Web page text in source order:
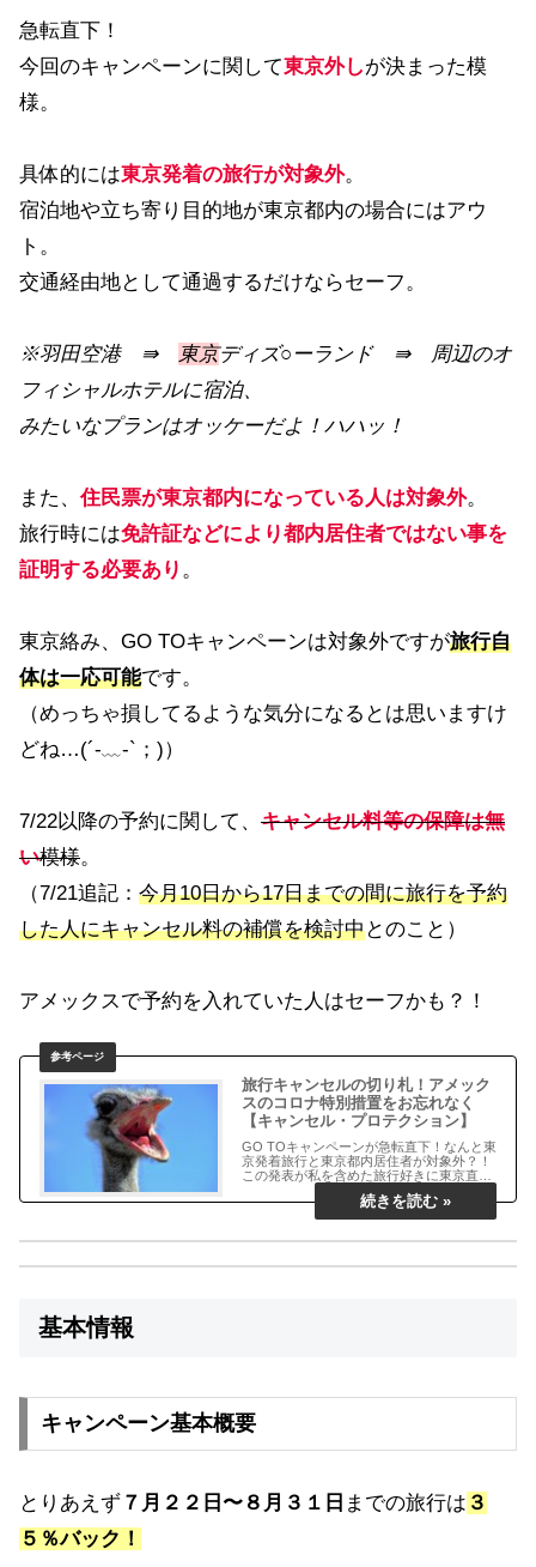
急転直下！
今回のキャンペーンに関して東京外しが決まった模
様。
具体的には東京発着の旅行が対象外。
宿泊地や立ち寄り目的地が東京都内の場合にはアウ
ト。
交通経由地として通過するだけならセーフ。
※羽田空港 ⇛ 東京ディズ○ーランド ⇛ 周辺のオ
フィシャルホテルに宿泊、
みたいなプランはオッケーだよ！ハハッ！
また、住民票が東京都内になっている人は対象外。
旅行時には免許証などにより都内居住者ではない事を
証明する必要あり 。
東京絡み、GO TOキャンペーンは対象外ですが旅行自
体は一応可能です。
（めっちゃ損してるような気分になるとは思いますけ
どね…(´-﹏-`；)）
7/22以降の予約に関して、 キャンセル料等の保障は無
い模様。
（7/21追記： 今月10日から17日までの間に旅行を予約
した人にキャンセル料の補償を検討中とのこと）
アメックスで予約を入れていた人はセーフかも？！
旅行キャンセルの切り札！アメック
スのコロナ特別措置をお忘れなく
【キャンセル・プロテクション】
GO TOキャンペーンが急転直下！なんと東
京発着旅行と東京都内居住者が対象外？！
この発表が私を含めた旅行好きに東京直下
型大地震的な衝撃を与えています。((((；
……
基本情報
キャンペーン基本概要
とりあえず ７月２２日〜８月３１日 までの旅行は ３
５％バック！